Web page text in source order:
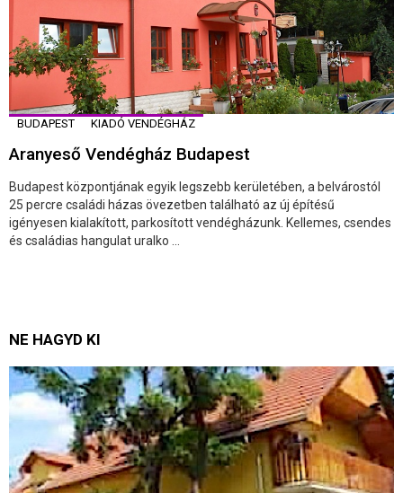
BUDAPEST KIADÓ VENDÉGHÁZ
Aranyeső Vendégház Budapest
Budapest központjának egyik legszebb kerületében, a belvárostól
25 percre családi házas övezetben található az új építésű
igényesen kialakított, parkosított vendégházunk. Kellemes, csendes
és családias hangulat uralko ...
NE HAGYD KI